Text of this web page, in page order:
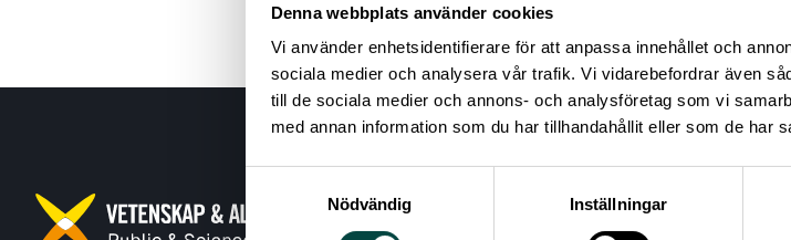
Denna webbplats använder cookies
Vi använder enhetsidentifierare för att anpassa innehållet och
sociala medier och analysera vår trafik. Vi vidarebefordrar även
till de sociala medier och annons- och analysföretag som vi
med annan information som du har tillhandahållit eller som de har
Nödvändig
Inställningar